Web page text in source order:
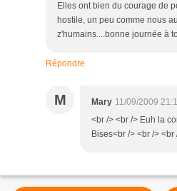
Elles ont bien du courage de
hostile, un peu comme nous
z'humains....bonne journée à
Répondre
M Mary 11/09/2009
<br /> <br /> Euh la
Bises<br /> <br /> <br